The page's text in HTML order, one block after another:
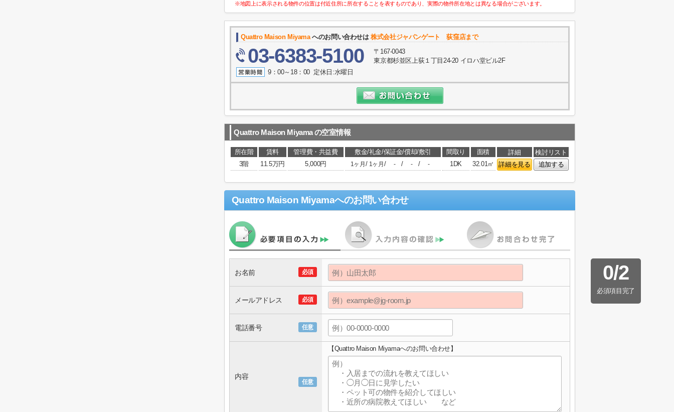
※地図上に表示される物件の位置は付近住所に所在することを表すものであり、実際の物件所在地とは異なる場合がございます。
Quattro Maison Miyamaへのお問い合わせは株式会社ジャパンゲート 荻窪店まで
03-6383-5100
〒167-0043
東京都杉並区上荻１丁目24-20 イロハ堂ビル2F
9：00～18：00 定休日:水曜日
Quattro Maison Miyamaの空室情報
所在階 賃料 管理費・共益費 敷金/礼金/保証金/償却/敷引 間取り 面積 詳細
検討リスト
3階
11.5万円 5,000円 1ヶ月 / 1ヶ月 / - / - / - 1DK 32.01㎡ 詳細を見る 追加する
Quattro Maison Miyamaへのお問い合わせ
0/2
必須項目完了
必須
お名前
必須
メールアドレス
任意
電話番号
任意
内容
【Quattro Maison Miyamaへのお問い合わせ】